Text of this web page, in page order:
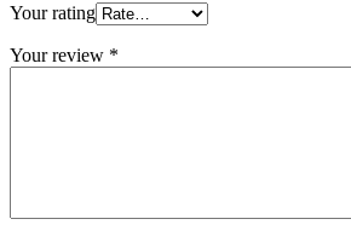
Your rating
Your review *